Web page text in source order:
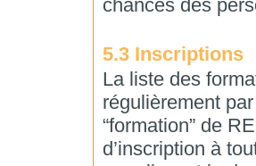
chances des
5.3 Inscriptions
La liste des
régulièrement
“formation” de
d’inscription à